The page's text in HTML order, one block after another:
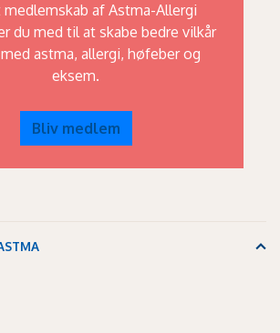
medlemskab af Astma-Allergi
du med til at skabe bedre vilkår
astma, allergi, høfeber og
eksem.
Bliv medlem